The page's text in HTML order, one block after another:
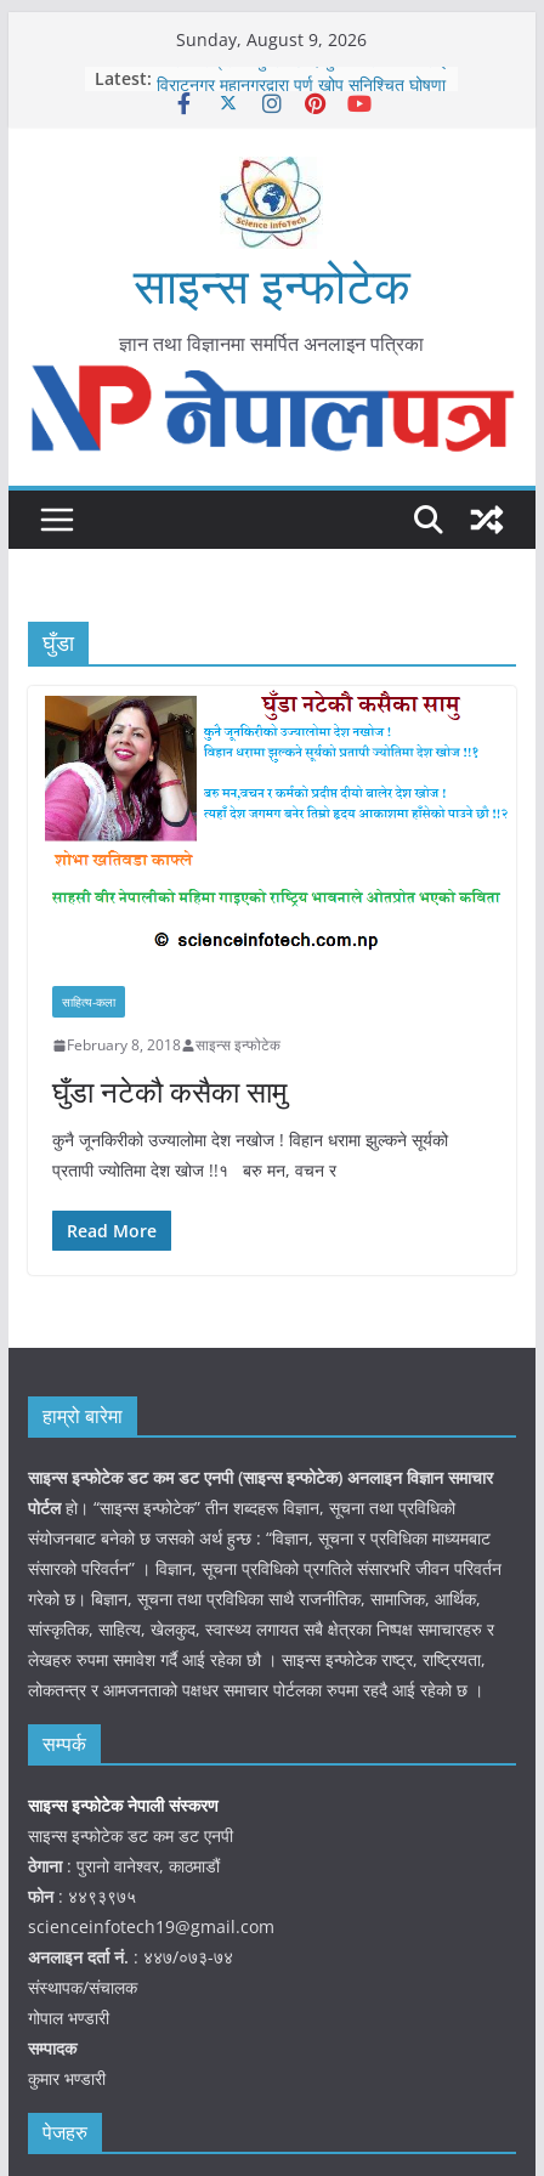
Sunday, August 9, 2026
Latest:
कोरोना संक्रमण पुष्टिपछि दार्चुलाका सीमामा कडाइ
विराटनगर महानगरद्वारा पूर्ण खोप सुनिश्चित घोषणा
तयारी
आयुर्वेद चिकित्सा प्रणालीको भूमिका महत्वपूर्ण छ :
मुख्यमन्त्री शाह
काभ्रेपलाञ्चोकमा आयुर्वेद स्वास्थ्योपचारतर्फ
साइन्स इन्फोटेक
ज्ञान तथा विज्ञानमा समर्पित अनलाइन पत्रिका
घुँडा
साहित्य-कला
February 8, 2018 साइन्स इन्फोटेक
घुँडा नटेकौ कसैका सामु
कुनै जूनकिरीको उज्यालोमा देश नखोज ! विहान धरामा झुल्कने सूर्यको
प्रतापी ज्योतिमा देश खोज !!१ बरु मन, वचन र
Read More
हाम्रो बारेमा
साइन्स इन्फोटेक डट कम डट एनपी (साइन्सइन्फोटेक) अनलाइन विज्ञान समाचार
पोर्टलहो। “साइन्स इन्फोटेक” तीन शब्दहरू विज्ञान, सूचना तथा प्रविधिको
संयोजनबाट बनेको छ जसको अर्थ हुन्छ : “विज्ञान, सूचना र प्रविधिका माध्यमबाट
संसारको परिवर्तन” । विज्ञान, सूचना प्रविधिको प्रगतिले संसारभरि जीवन परिवर्तन
गरेको छ। बिज्ञान, सूचना तथा प्रविधिका साथै राजनीतिक, सामाजिक, आर्थिक,
सांस्कृतिक, साहित्य, खेलकुद, स्वास्थ्य लगायत सबै क्षेत्रका निष्पक्ष समाचारहरु र
लेखहरु रुपमा समावेश गर्दै आई रहेका छौ । साइन्स इन्फोटेक राष्ट्र, राष्ट्रियता,
लोकतन्त्र र आमजनताको पक्षधर समाचार पोर्टलका रुपमा रहदै आई रहेको छ ।
सम्पर्क
साइन्स इन्फोटेक नेपाली संस्करण
साइन्स इन्फोटेक डट कम डट एनपी
ठेगाना: पुरानो वानेश्वर, काठमाडौं
फोन: ४४९३९७५
scienceinfotech19@gmail.com
अनलाइन दर्ता नं. : ४४७/०७३-७४
संस्थापक/संचालक
गोपाल भण्डारी
सम्पादक
कुमार भण्डारी
पेजहरु